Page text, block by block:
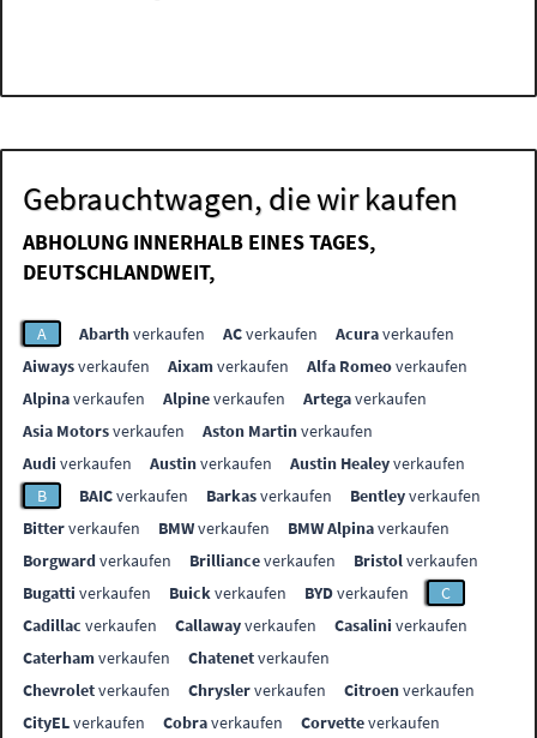
Gebrauchtwagen, die wir kaufen
ABHOLUNG INNERHALB EINES TAGES,
DEUTSCHLANDWEIT,
A Abarthverkaufen ACverkaufen Acuraverkaufen
Aiwaysverkaufen Aixamverkaufen Alfa Romeoverkaufen
Alpinaverkaufen Alpineverkaufen Artegaverkaufen
Asia Motorsverkaufen Aston Martinverkaufen
Audi verkaufen Austinverkaufen Austin Healeyverkaufen
B
BAICverkaufen Barkasverkaufen Bentleyverkaufen
Bitterverkaufen BMWverkaufen BMW Alpinaverkaufen
Borgwardverkaufen Brillianceverkaufen Bristolverkaufen
Bugatti verkaufen Buickverkaufen BYDverkaufen
C
Cadillac verkaufen Callawayverkaufen Casalini verkaufen
Caterhamverkaufen Chatenetverkaufen
Chevroletverkaufen Chryslerverkaufen Citroenverkaufen
CityELverkaufen Cobraverkaufen Corvetteverkaufen